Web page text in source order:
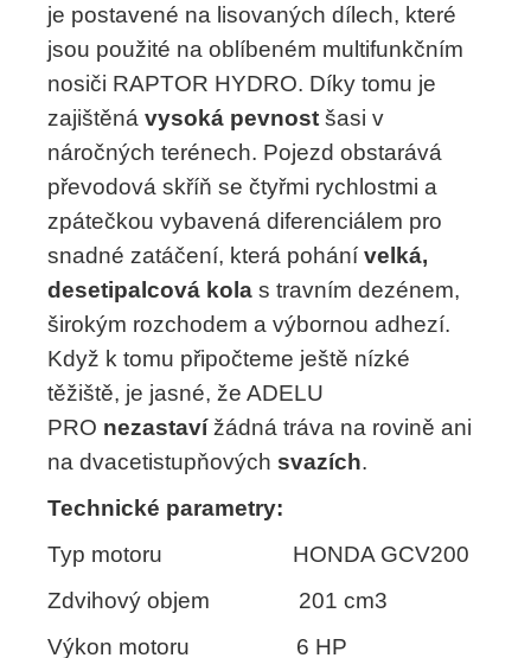
je postavené na lisovaných dílech, které
jsou použité na oblíbeném multifunkčním
nosiči RAPTOR HYDRO. Díky tomu je
zajištěná vysoká pevnost šasi v
náročných terénech. Pojezd obstarává
převodová skříň se čtyřmi rychlostmi a
zpátečkou vybavená diferenciálem pro
snadné zatáčení, která pohání velká,
desetipalcová kola s travním dezénem,
širokým rozchodem a výbornou adhezí.
Když k tomu připočteme ještě nízké
těžiště, je jasné, že ADELU
PRO nezastavížádná tráva na rovině ani
na dvacetistupňových svazích.
Technické parametry:
Typ motoru HONDA GCV200
Zdvihový objem 201 cm3
Výkon motoru 6 HP